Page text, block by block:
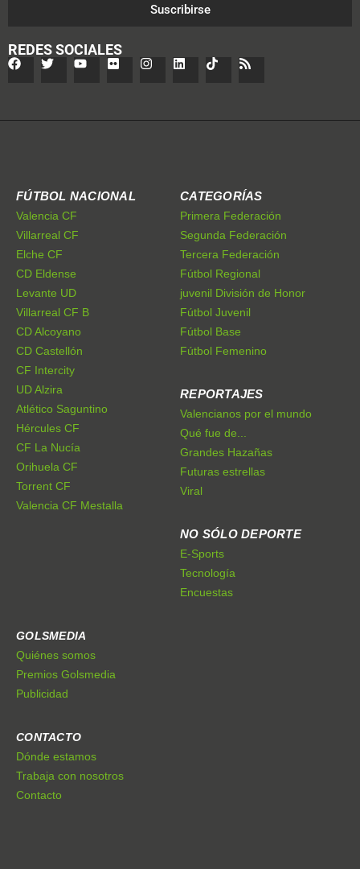
Suscribirse
REDES SOCIALES
FÚTBOL NACIONAL
Valencia CF
Villarreal CF
Elche CF
CD Eldense
Levante UD
Villarreal CF B
CD Alcoyano
CD Castellón
CF Intercity
UD Alzira
Atlético Saguntino
Hércules CF
CF La Nucía
Orihuela CF
Torrent CF
Valencia CF Mestalla
CATEGORÍAS
Primera Federación
Segunda Federación
Tercera Federación
Fútbol Regional
juvenil División de Honor
Fútbol Juvenil
Fútbol Base
Fútbol Femenino
REPORTAJES
Valencianos por el mundo
Qué fue de...
Grandes Hazañas
Futuras estrellas
Viral
NO SÓLO DEPORTE
E-Sports
Tecnología
Encuestas
GOLSMEDIA
Quiénes somos
Premios Golsmedia
Publicidad
CONTACTO
Dónde estamos
Trabaja con nosotros
Contacto